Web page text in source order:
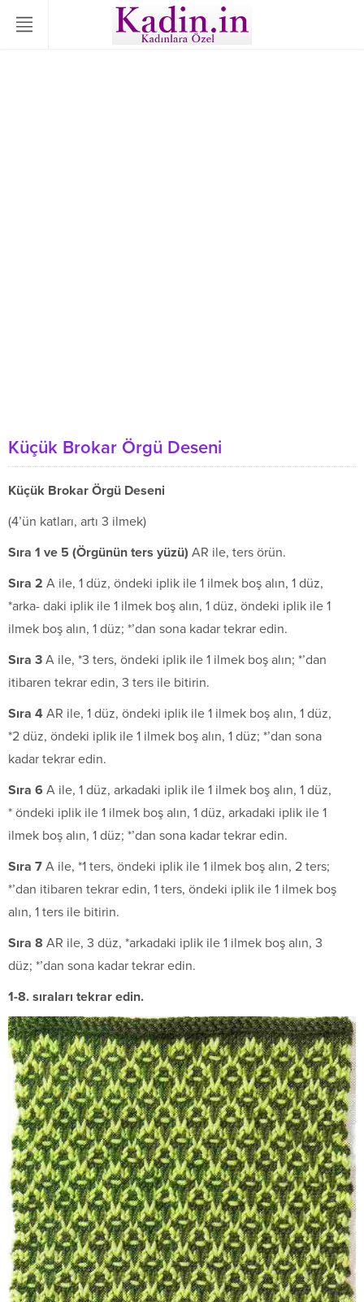
Küçük Brokar Örgü Deseni
Küçük Brokar Örgü Deseni
(4’ün katları, artı 3 ilmek)
Sıra 1 ve 5 (Örgünün ters yüzü) AR ile, ters örün.
Sıra 2 A ile, 1 düz, öndeki iplik ile 1 ilmek boş alın, 1 düz,
*arka- daki iplik ile 1 ilmek boş alın, 1 düz, öndeki iplik ile 1
ilmek boş alın, 1 düz; *’dan sona kadar tekrar edin.
Sıra 3 A ile, *3 ters, öndeki iplik ile 1 ilmek boş alın; *’dan
itibaren tekrar edin, 3 ters ile bitirin.
Sıra 4 AR ile, 1 düz, öndeki iplik ile 1 ilmek boş alın, 1 düz,
*2 düz, öndeki iplik ile 1 ilmek boş alın, 1 düz; *’dan sona
kadar tekrar edin.
Sıra 6 A ile, 1 düz, arkadaki iplik ile 1 ilmek boş alın, 1 düz,
* öndeki iplik ile 1 ilmek boş alın, 1 düz, arkadaki iplik ile 1
ilmek boş alın, 1 düz; *’dan sona kadar tekrar edin.
Sıra 7 A ile, *1 ters, öndeki iplik ile 1 ilmek boş alın, 2 ters;
*’dan itibaren tekrar edin, 1 ters, öndeki iplik ile 1 ilmek boş
alın, 1 ters ile bitirin.
Sıra 8 AR ile, 3 düz, *arkadaki iplik ile 1 ilmek boş alın, 3
düz; *’dan sona kadar tekrar edin.
1-8. sıraları tekrar edin.